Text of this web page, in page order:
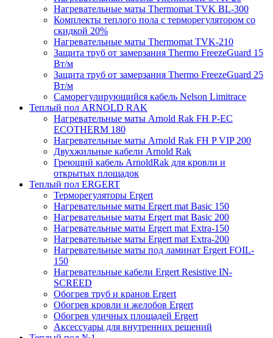
Нагревательные маты Thermomat TVK BL-300
Комплекты теплого пола с терморегулятором со
скидкой 20%
Нагревательные маты Thermomat TVK-210
Защита труб от замерзания Thermo FreezeGuard 15
Вт/м
Защита труб от замерзания Thermo FreezeGuard 25
Вт/м
Саморегулирующийся кабель Nelson Limitrace
Теплый пол ARNOLD RAK
Нагревательные маты Arnold Rak FH P-EC
ECOTHERM 180
Нагревательные маты Arnold Rak FH P VIP 200
Двухжильные кабели Arnold Rak
Греющий кабель ArnoldRak для кровли и
открытых площадок
Теплый пол ERGERT
Терморегуляторы Ergert
Нагревательные маты Ergert mat Basic 150
Нагревательные маты Ergert mat Basic 200
Нагревательные маты Ergert mat Extra-150
Нагревательные маты Ergert mat Extra-200
Нагревательные маты под ламинат Ergert FOIL-
150
Нагревательные кабели Ergert Resistive IN-
SCREED
Обогрев труб и кранов Ergert
Обогрев кровли и желобов Ergert
Обогрев уличных площадей Ergert
Аксессуары для внутренних решений